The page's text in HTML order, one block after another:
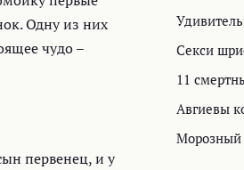
Одну из них
чудо –
первенец, и у
Секси
11
Авгиевы
Морозный